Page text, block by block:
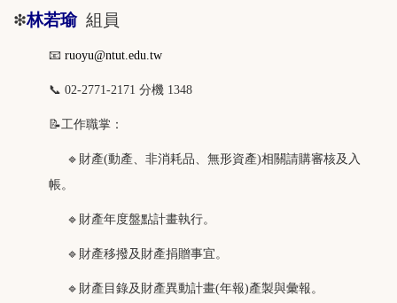
❇林若瑜組員
📧 ruoyu@ntut.edu.tw
📞 02-2771-2171 分機 1348
📝工作職掌：
🔹 財產(動產、非消耗品、無形資產)相關請購審核及入
帳。
🔹 財產年度盤點計畫執行。
🔹 財產移撥及財產捐贈事宜。
🔹 財產目錄及財產異動計畫(年報)產製與彙報。